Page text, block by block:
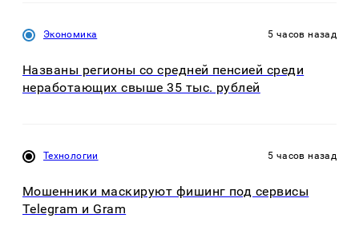
Экономика 5 часов назад
Названы регионы со средней пенсией среди
неработающих свыше 35 тыс. рублей
Технологии 5 часов назад
Мошенники маскируют фишинг под сервисы
Telegram и Gram